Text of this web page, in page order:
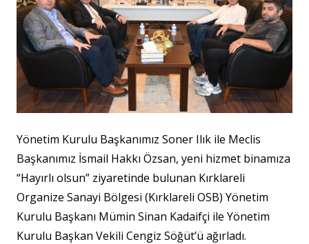
Yönetim Kurulu Başkanımız Soner Ilık ile Meclis
Başkanımız İsmail Hakkı Özsan, yeni hizmet binamıza
“Hayırlı olsun” ziyaretinde bulunan Kırklareli
Organize Sanayi Bölgesi (Kırklareli OSB) Yönetim
Kurulu Başkanı Mümin Sinan Kadaifçi ile Yönetim
Kurulu Başkan Vekili Cengiz Söğüt’ü ağırladı.